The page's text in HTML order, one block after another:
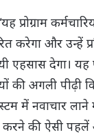
प्रोग्राम
करेगा और उन्‍हें
एहसास देगा।
की अगली पीढ़ी
में नवाचार लाने
की ऐसी पहलें